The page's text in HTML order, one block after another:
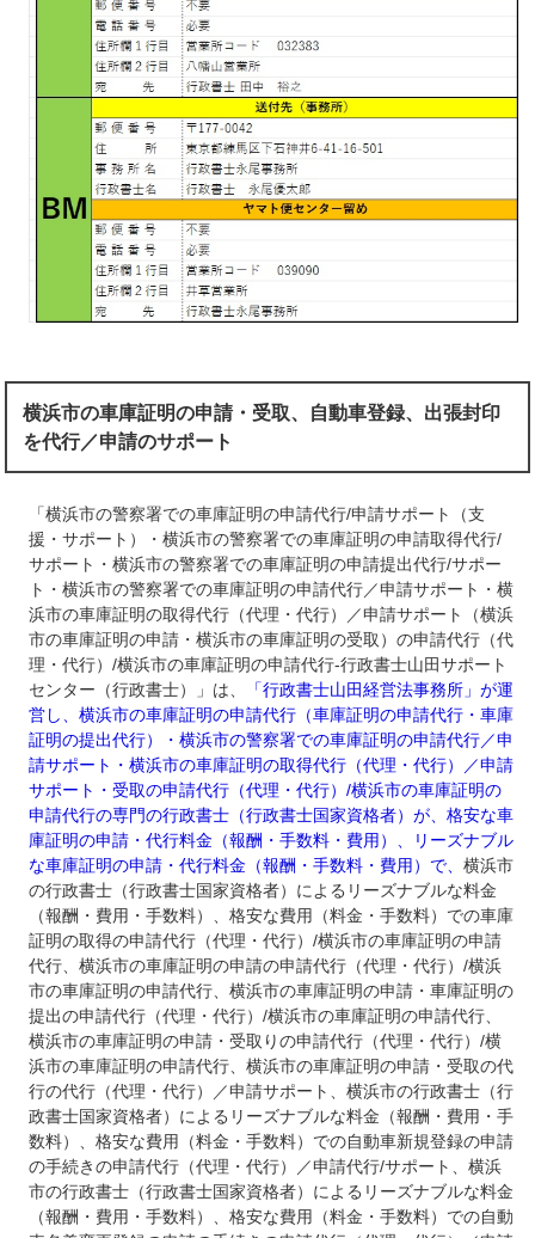
横浜市の車庫証明の申請・受取、自動車登録、出張封印
を代行／申請のサポート
「横浜市の警察署での車庫証明の申請代行/申請サポート（支
援・サポート）・横浜市の警察署での車庫証明の申請取得代行/
サポート・横浜市の警察署での車庫証明の申請提出代行/サポー
ト・横浜市の警察署での車庫証明の申請代行／申請サポート・横
浜市の車庫証明の取得代行（代理・代行）／申請サポート（横浜
市の車庫証明の申請・横浜市の車庫証明の受取）の申請代行（代
理・代行）/横浜市の車庫証明の申請代行‐行政書士山田サポート
センター（行政書士）」は、
「行政書士山田経営法事務所」が運
営し、横浜市の車庫証明の申請代行（車庫証明の申請代行・車庫
証明の提出代行）・横浜市の警察署での車庫証明の申請代行／申
請サポート・横浜市の車庫証明の取得代行（代理・代行）／申請
サポート・受取の申請代行（代理・代行）/横浜市の車庫証明の
申請代行の専門の行政書士（行政書士国家資格者）が、格安な車
庫証明の申請・代行料金（報酬・手数料・費用）、リーズナブル
な車庫証明の申請・代行料金（報酬・手数料・費用）で、横浜市
の行政書士（行政書士国家資格者）によるリーズナブルな料金
（報酬・費用・手数料）、格安な費用（料金・手数料）での車庫
証明の取得の申請代行（代理・代行）/横浜市の車庫証明の申請
代行、横浜市の車庫証明の申請の申請代行（代理・代行）/横浜
市の車庫証明の申請代行、横浜市の車庫証明の申請・車庫証明の
提出の申請代行（代理・代行）/横浜市の車庫証明の申請代行、
横浜市の車庫証明の申請・受取りの申請代行（代理・代行）/横
浜市の車庫証明の申請代行、横浜市の車庫証明の申請・受取の代
行の代行（代理・代行）／申請サポート、横浜市の行政書士（行
政書士国家資格者）によるリーズナブルな料金（報酬・費用・手
数料）、格安な費用（料金・手数料）での自動車新規登録の申請
の手続きの申請代行（代理・代行）／申請代行/サポート、横浜
市の行政書士（行政書士国家資格者）によるリーズナブルな料金
（報酬・費用・手数料）、格安な費用（料金・手数料）での自動